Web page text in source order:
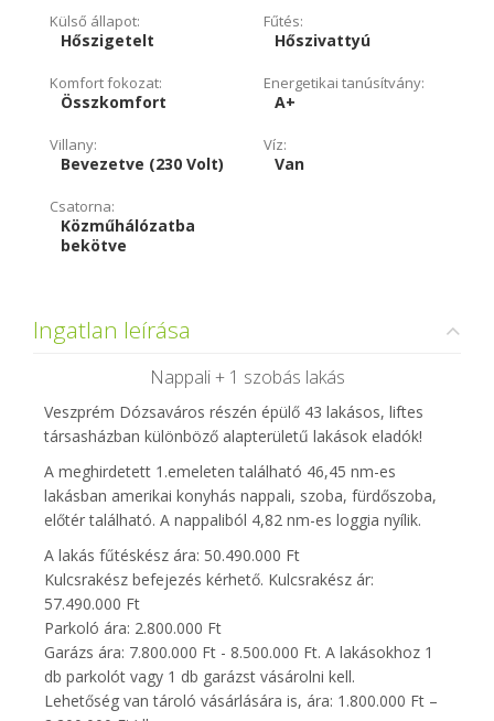
Külső állapot:
Hőszigetelt
Fűtés:
Hőszivattyú
Komfort fokozat:
Összkomfort
Energetikai tanúsítvány:
A+
Villany:
Bevezetve (230 Volt)
Víz:
Van
Csatorna:
Közműhálózatba
bekötve
Ingatlan leírása
Nappali + 1 szobás lakás
Veszprém Dózsaváros részén épülő 43 lakásos, liftes
társasházban különböző alapterületű lakások eladók!
A meghirdetett 1.emeleten található 46,45 nm-es
lakásban amerikai konyhás nappali, szoba, fürdőszoba,
előtér található. A nappaliból 4,82 nm-es loggia nyílik.
A lakás fűtéskész ára: 50.490.000 Ft
Kulcsrakész befejezés kérhető. Kulcsrakész ár:
57.490.000 Ft
Parkoló ára: 2.800.000 Ft
Garázs ára: 7.800.000 Ft - 8.500.000 Ft. A lakásokhoz 1
db parkolót vagy 1 db garázst vásárolni kell.
Lehetőség van tároló vásárlására is, ára: 1.800.000 Ft –